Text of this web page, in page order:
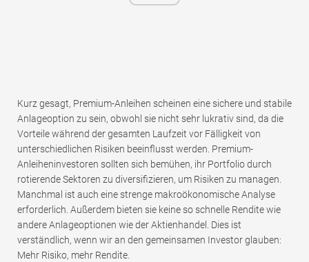
Kurz gesagt, Premium-Anleihen scheinen eine sichere und stabile
Anlageoption zu sein, obwohl sie nicht sehr lukrativ sind, da die
Vorteile während der gesamten Laufzeit vor Fälligkeit von
unterschiedlichen Risiken beeinflusst werden. Premium-
Anleiheninvestoren sollten sich bemühen, ihr Portfolio durch
rotierende Sektoren zu diversifizieren, um Risiken zu managen.
Manchmal ist auch eine strenge makroökonomische Analyse
erforderlich. Außerdem bieten sie keine so schnelle Rendite wie
andere Anlageoptionen wie der Aktienhandel. Dies ist
verständlich, wenn wir an den gemeinsamen Investor glauben:
Mehr Risiko, mehr Rendite.